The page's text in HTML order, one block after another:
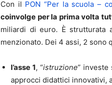
Con il PON “Per la scuola –
coinvolge per la prima volta
miliardi di euro. È strutturata
menzionato. Dei 4 assi, 2 sono
l’asse 1, “istruzione” investe
approcci didattici innovativi,